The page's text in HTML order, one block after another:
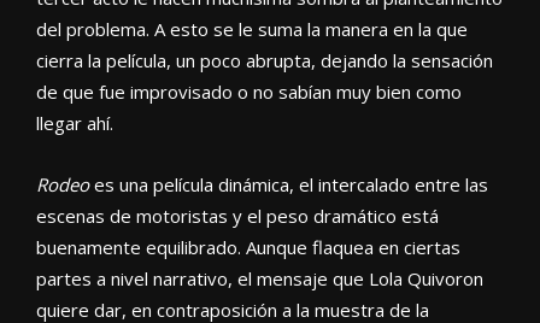
del problema. A esto se le suma la manera en la que
cierra la película, un poco abrupta, dejando la sensación
de que fue improvisado o no sabían muy bien como
llegar ahí.
Rodeoes una película dinámica, el intercalado entre las
escenas de motoristas y el peso dramático está
buenamente equilibrado. Aunque flaquea en ciertas
partes a nivel narrativo, el mensaje que Lola Quivoron
quiere dar, en contraposición a la muestra de la